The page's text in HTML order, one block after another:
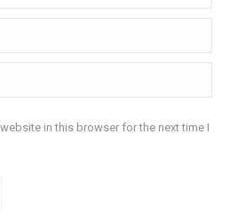
in this browser for the next time I